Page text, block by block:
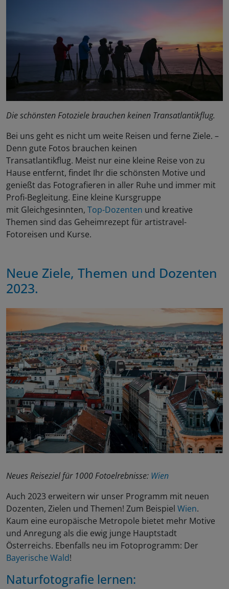
Die schönsten Fotoziele brauchen keinen Transatlantikflug.
Bei uns geht es nicht um weite Reisen und ferne Ziele. –
Denn gute Fotos brauchen keinen
Transatlantikflug. Meist nur eine kleine Reise von zu
Hause entfernt, findet Ihr die schönsten Motive und
genießt das Fotografieren in aller Ruhe und immer mit
Profi-Begleitung. Eine kleine Kursgruppe
mit Gleichgesinnten, Top-Dozenten und kreative
Themen sind das Geheimrezept für artistravel-
Fotoreisen und Kurse.
Neue Ziele, Themen und Dozenten
2023.
Neues Reiseziel für 1000 Fotoelrebnisse: Wien
Auch 2023 erweitern wir unser Programm mit neuen
Dozenten, Zielen und Themen! Zum Beispiel Wien.
Kaum eine europäische Metropole bietet mehr Motive
und Anregung als die ewig junge Hauptstadt
Österreichs. Ebenfalls neu im Fotoprogramm: Der
Bayerische Wald!
Naturfotografie lernen: